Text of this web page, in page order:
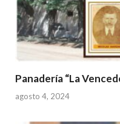
Panadería “La
agosto 4, 2024